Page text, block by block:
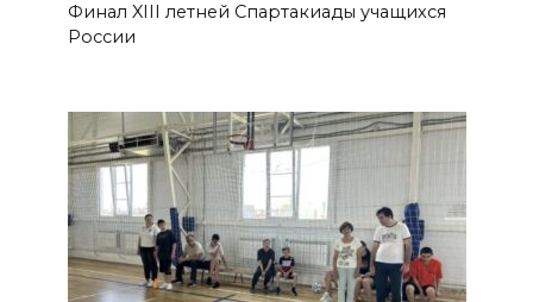
Финал XIII летней Спартакиады учащихся
России